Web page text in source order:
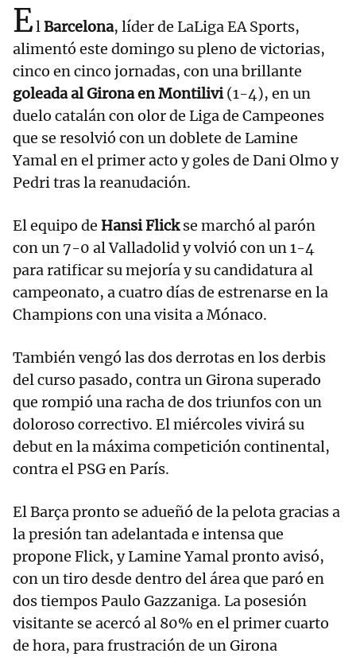
ElBarcelona, líder de LaLiga EA Sports,
alimentó este domingo su pleno de victorias,
cinco en cinco jornadas, con una brillante
goleada al Girona en Montilivi(1-4), en un
duelo catalán con olor de Liga de Campeones
que se resolvió con un doblete de Lamine
Yamal en el primer acto y goles de Dani Olmo y
Pedri tras la reanudación.
El equipo de Hansi Flickse marchó al parón
con un 7-0 al Valladolid y volvió con un 1-4
para ratificar su mejoría y su candidatura al
campeonato, a cuatro días de estrenarse en la
Champions con una visita a Mónaco.
También vengó las dos derrotas en los derbis
del curso pasado, contra un Girona superado
que rompió una racha de dos triunfos con un
doloroso correctivo. El miércoles vivirá su
debut en la máxima competición continental,
contra el PSG en París.
El Barça pronto se adueñó de la pelota gracias a
la presión tan adelantada e intensa que
propone Flick, y Lamine Yamal pronto avisó,
con un tiro desde dentro del área que paró en
dos tiempos Paulo Gazzaniga. La posesión
visitante se acercó al 80% en el primer cuarto
de hora, para frustración de un Girona